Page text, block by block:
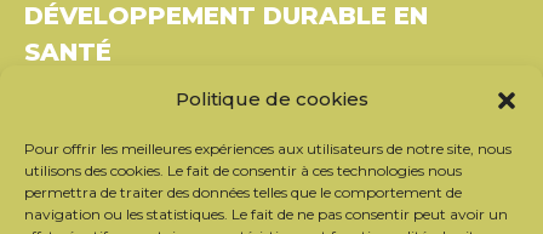
Politique de cookies
Pour offrir les meilleures expériences aux utilisateurs de notre site, nous
utilisons des cookies. Le fait de consentir à ces technologies nous
permettra de traiter des données telles que le comportement de
navigation ou les statistiques. Le fait de ne pas consentir peut avoir un
DÉVELOPPEMENT DURABLE EN
SANTÉ
Bâtiment Le Rubixco, 1 rue Bernard Maris
Tél. : 06 26 49 36 81 – contact@c2ds.eu